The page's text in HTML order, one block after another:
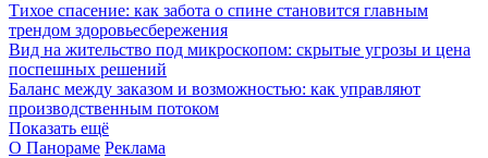
Тихое спасение: как забота о спине становится главным
трендом здоровьесбережения
Вид на жительство под микроскопом: скрытые угрозы и цена
поспешных решений
Баланс между заказом и возможностью: как управляют
производственным потоком
Показать ещё
О Панораме Реклама